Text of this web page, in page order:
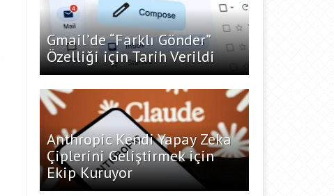
Gmail’de “Farklı Gönder”
Özelliği için Tarih Verildi
Anthropic Kendi Yapay Zeka
Çiplerini Geliştirmek için
Ekip Kuruyor